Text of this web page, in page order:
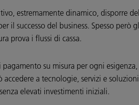
estremamente dinamico, disporre
il successo del business. Spesso però
prova i flussi di cassa.
su misura per ogni
accedere a tecnologie, servizi e
elevati investimenti iniziali.